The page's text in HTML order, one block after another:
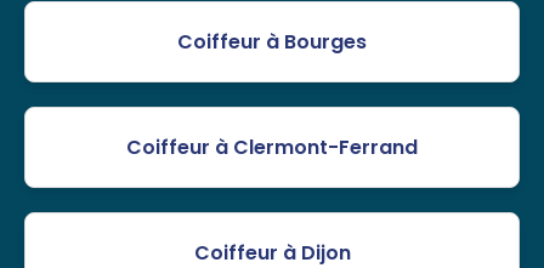
Coiffeur à Bourges
Coiffeur à Clermont-Ferrand
Coiffeur à Dijon